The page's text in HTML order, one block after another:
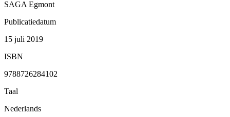
SAGA Egmont
Publicatiedatum
15 juli 2019
ISBN
9788726284102
Taal
Nederlands